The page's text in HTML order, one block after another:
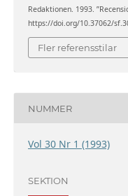
Redaktionen. 1993.
https://doi.org/10.37062/
Fler referensstilar
NUMMER
Vol 30 Nr 1 (1993)
SEKTION